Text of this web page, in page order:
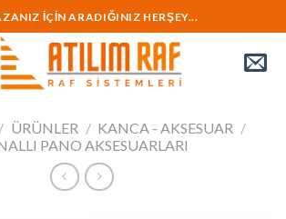
İÇİN ARADIĞINIZ HERŞEY...
/ ÜRÜNLER / KANCA - AKSESUAR /
PANO AKSESUARLARI